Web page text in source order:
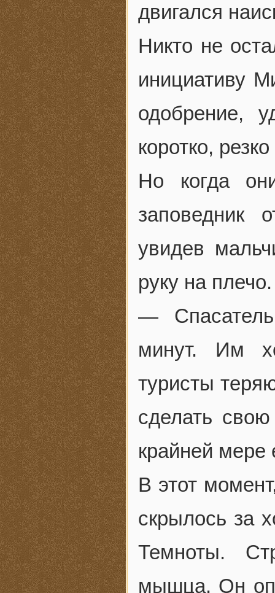
двигался
Никто не
инициативу
одобрение,
коротко,
Но когда
заповедник
увидев
руку на плечо.
—
минут. Им
туристы
сделать
крайней мере
В этот
скрылось за
Темноты.
мышца. Он